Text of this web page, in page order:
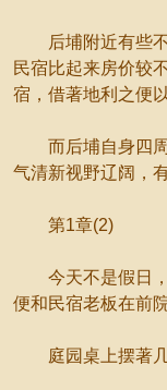
后埔附近有些不
民宿比起来房价较
宿，借著地利之便
而后埔自身四周
气清新视野辽阔，
第1章(2)
今天不是假日，
便和民宿老板在前
庭园桌上摆著几